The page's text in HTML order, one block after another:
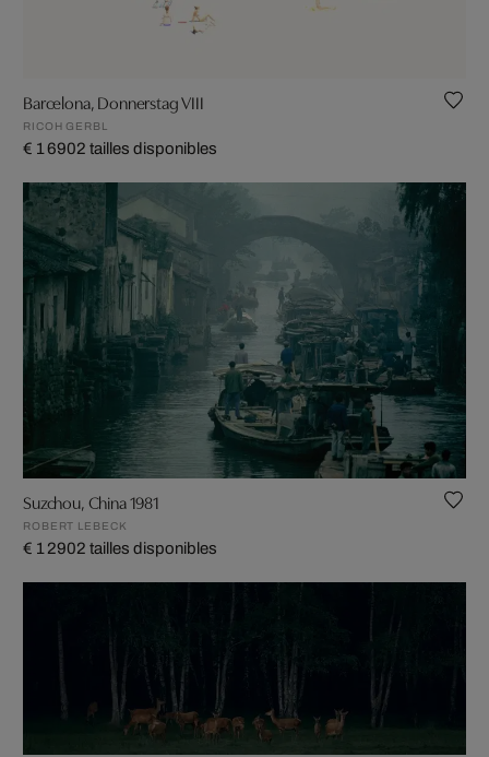
Barcelona, Donnerstag VIII
RICOH GERBL
€ 1 6902 tailles disponibles
Suzchou, China 1981
ROBERT LEBECK
€ 1 2902 tailles disponibles